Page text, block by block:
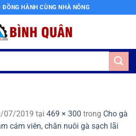
HÀNH CÙNG NHÀ NÔNG
07/2019 tại 469 × 300 trong Cho gà
cám viên, chăn nuôi gà sạch lãi